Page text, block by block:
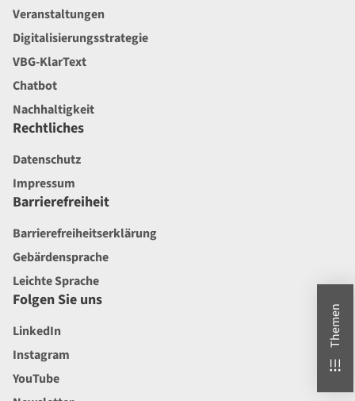
Themen
Veranstaltungen
Digitalisierungsstrategie
VBG-KlarText
Chatbot
Nachhaltigkeit
Rechtliches
Datenschutz
Impressum
Barrierefreiheit
Barrierefreiheitserklärung
Gebärdensprache
Leichte Sprache
Folgen Sie uns
LinkedIn
Instagram
YouTube